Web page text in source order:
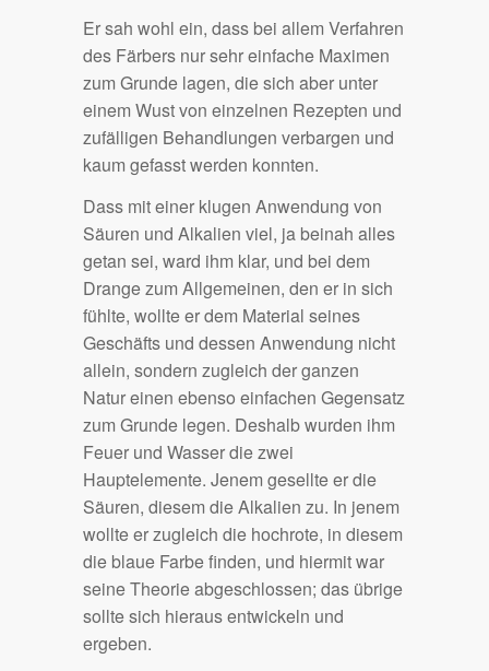
Er sah wohl ein, dass bei allem Verfahren
des Färbers nur sehr einfache Maximen
zum Grunde lagen, die sich aber unter
einem Wust von einzelnen Rezepten und
zufälligen Behandlungen verbargen und
kaum gefasst werden konnten.
Dass mit einer klugen Anwendung von
Säuren und Alkalien viel, ja beinah alles
getan sei, ward ihm klar, und bei dem
Drange zum Allgemeinen, den er in sich
fühlte, wollte er dem Material seines
Geschäfts und dessen Anwendung nicht
allein, sondern zugleich der ganzen
Natur einen ebenso einfachen Gegensatz
zum Grunde legen. Deshalb wurden ihm
Feuer und Wasser die zwei
Hauptelemente. Jenem gesellte er die
Säuren, diesem die Alkalien zu. In jenem
wollte er zugleich die hochrote, in diesem
die blaue Farbe finden, und hiermit war
seine Theorie abgeschlossen; das übrige
sollte sich hieraus entwickeln und
ergeben.